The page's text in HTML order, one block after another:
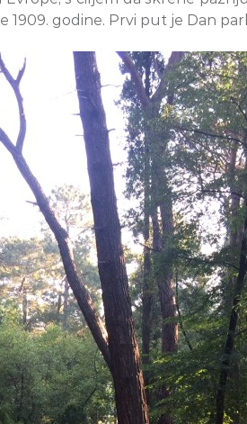
godine. Prvi put je Dan